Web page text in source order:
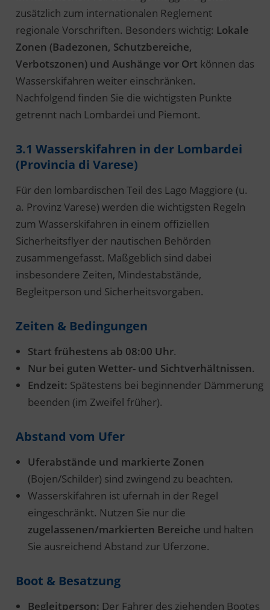
zusätzlich zum internationalen Reglement
regionale Vorschriften. Besonders wichtig: Lokale
Zonen (Badezonen, Schutzbereiche,
Verbotszonen) und Aushänge vor Ort können das
Wasserskifahren weiter einschränken.
Nachfolgend finden Sie die wichtigsten Punkte
getrennt nach Lombardei und Piemont.
3.1 Wasserskifahren in der Lombardei
(Provincia di Varese)
Für den lombardischen Teil des Lago Maggiore (u.
a. Provinz Varese) werden die wichtigsten Regeln
zum Wasserskifahren in einem offiziellen
Sicherheitsflyer der nautischen Behörden
zusammengefasst. Maßgeblich sind dabei
insbesondere Zeiten, Mindestabstände,
Begleitperson und Sicherheitsvorgaben.
Zeiten & Bedingungen
Start frühestens ab 08:00 Uhr.
Nur bei guten Wetter- und Sichtverhältnissen.
Endzeit: Spätestens bei beginnender Dämmerung
beenden (im Zweifel früher).
Abstand vom Ufer
Uferabstände und markierte Zonen
(Bojen/Schilder) sind zwingend zu beachten.
Wasserskifahren ist ufernah in der Regel
eingeschränkt. Nutzen Sie nur die
zugelassenen/markierten Bereiche und halten
Sie ausreichend Abstand zur Uferzone.
Boot & Besatzung
Begleitperson: Der Fahrer des ziehenden Bootes